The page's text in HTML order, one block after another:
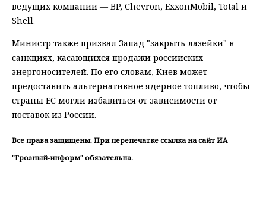
ведущих компаний — BP, Chevron, ExxonMobil, Total и
Shell.
Министр также призвал Запад "закрыть лазейки" в
санкциях, касающихся продажи российских
энергоносителей. По его словам, Киев может
предоставить альтернативное ядерное топливо, чтобы
страны ЕС могли избавиться от зависимости от
поставок из России.
Все права защищены. При перепечатке ссылка на сайт ИА
"Грозный-информ" обязательна.